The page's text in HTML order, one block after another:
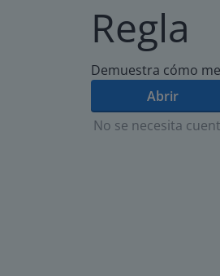
Regla
Demuestra cómo
Abrir
No se necesita